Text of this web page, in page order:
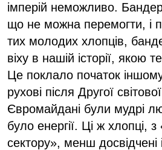
імперій неможливо.
що не можна перемогти, і
тих молодих хлопців,
віху в нашій історії, якою
Це поклало початок
рухові після Другої
Євромайдані були мудрі
було енергії. Ці ж хлопці,
сектору», менш досвідчені